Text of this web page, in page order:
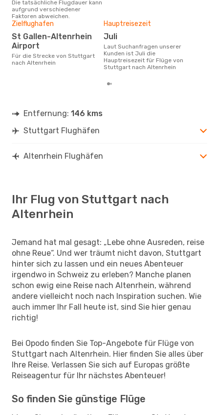
Die tatsächliche Flugdauer kann
aufgrund verschiedener
Faktoren abweichen.
Zielflughafen
St Gallen-Altenrhein
Airport
Für die Strecke von Stuttgart
nach Altenrhein
Hauptreisezeit
Juli
Laut Suchanfragen unserer
Kunden ist Juli die
Hauptreisezeit für Flüge von
Stuttgart nach Altenrhein
Entfernung: 146 kms
Stuttgart Flughäfen
Altenrhein Flughäfen
Ihr Flug von Stuttgart nach
Altenrhein
Jemand hat mal gesagt: „Lebe ohne Ausreden, reise
ohne Reue“. Und wer träumt nicht davon, Stuttgart
hinter sich zu lassen und ein neues Abenteuer
irgendwo in Schweiz zu erleben? Manche planen
schon ewig eine Reise nach Altenrhein, während
andere vielleicht noch nach Inspiration suchen. Wie
auch immer Ihr Fall heute ist, sind Sie hier genau
richtig!
Bei Opodo finden Sie Top-Angebote für Flüge von
Stuttgart nach Altenrhein. Hier finden Sie alles über
Ihre Reise. Verlassen Sie sich auf Europas größte
Reiseagentur für Ihr nächstes Abenteuer!
So finden Sie günstige Flüge